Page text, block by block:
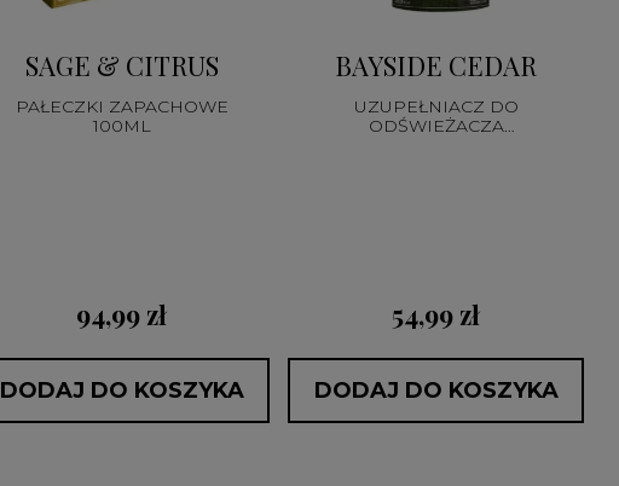
SAGE & CITRUS
PAŁECZKI ZAPACHOWE
100ML
94,99 zł
DODAJ DO KOSZYKA
BAYSIDE CEDAR
UZUPEŁNIACZ DO
ODŚWIEŻACZA
54,99 zł
DODAJ DO KOSZYKA